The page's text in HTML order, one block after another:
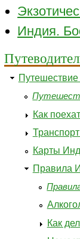
Индия.
Как
Карты
Правила
Как